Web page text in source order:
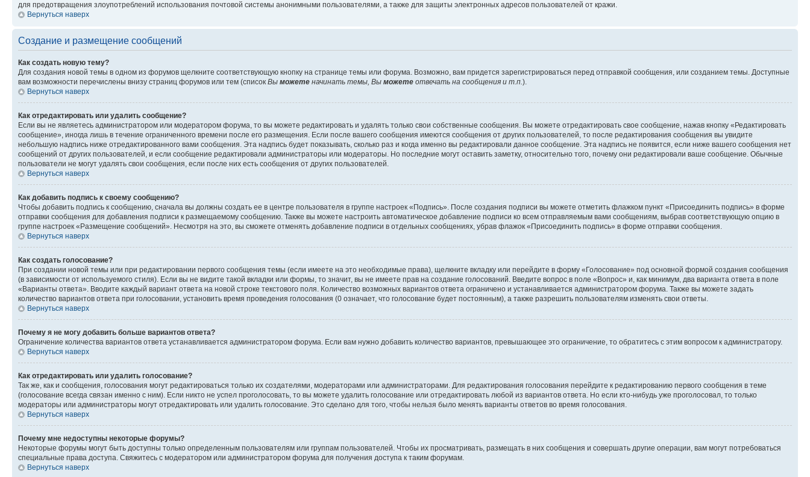
для предотвращения злоупотреблений использования почтовой системы анонимными пользователями, а также для защиты электронных адресов пользователей от кражи.
Вернуться наверх
Создание и размещение сообщений
Как создать новую тему?
Для создания новой темы в одном из форумов щелкните соответствующую кнопку на странице темы или форума. Возможно, вам придется зарегистрироваться перед отправкой сообщения, или созданием темы. Доступные
вам возможности перечислены внизу страниц форумов или тем (список Вы можете начинать темы, Вы можете отвечать на сообщения и т.п.).
Вернуться наверх
Как отредактировать или удалить сообщение?
Если вы не являетесь администратором или модератором форума, то вы можете редактировать и удалять только свои собственные сообщения. Вы можете отредактировать свое сообщение, нажав кнопку «Редактировать
сообщение», иногда лишь в течение ограниченного времени после его размещения. Если после вашего сообщения имеются сообщения от других пользователей, то после редактирования сообщения вы увидите
небольшую надпись ниже отредактированного вами сообщения. Эта надпись будет показывать, сколько раз и когда именно вы редактировали данное сообщение. Эта надпись не появится, если ниже вашего сообщения нет
сообщений от других пользователей, и если сообщение редактировали администраторы или модераторы. Но последние могут оставить заметку, относительно того, почему они редактировали ваше сообщение. Обычные
пользователи не могут удалять свои сообщения, если после них есть сообщения от других пользователей.
Вернуться наверх
Как добавить подпись к своему сообщению?
Чтобы добавить подпись к сообщению, сначала вы должны создать ее в центре пользователя в группе настроек «Подпись». После создания подписи вы можете отметить флажком пункт «Присоединить подпись» в форме
отправки сообщения для добавления подписи к размещаемому сообщению. Также вы можете настроить автоматическое добавление подписи ко всем отправляемым вами сообщениям, выбрав соответствующую опцию в
группе настроек «Размещение сообщений». Несмотря на это, вы сможете отменять добавление подписи в отдельных сообщениях, убрав флажок «Присоединить подпись» в форме отправки сообщения.
Вернуться наверх
Как создать голосование?
При создании новой темы или при редактировании первого сообщения темы (если имеете на это необходимые права), щелкните вкладку или перейдите в форму «Голосование» под основной формой создания сообщения
(в зависимости от используемого стиля). Если вы не видите такой вкладки или формы, то значит, вы не имеете прав на создание голосований. Введите вопрос в поле «Вопрос» и, как минимум, два варианта ответа в поле
«Варианты ответа». Вводите каждый вариант ответа на новой строке текстового поля. Количество возможных вариантов ответа ограничено и устанавливается администратором форума. Также вы можете задать
количество вариантов ответа при голосовании, установить время проведения голосования (0 означает, что голосование будет постоянным), а также разрешить пользователям изменять свои ответы.
Вернуться наверх
Почему я не могу добавить больше вариантов ответа?
Ограничение количества вариантов ответа устанавливается администратором форума. Если вам нужно добавить количество вариантов, превышающее это ограничение, то обратитесь с этим вопросом к администратору.
Вернуться наверх
Как отредактировать или удалить голосование?
Так же, как и сообщения, голосования могут редактироваться только их создателями, модераторами или администраторами. Для редактирования голосования перейдите к редактированию первого сообщения в теме
(голосование всегда связан именно с ним). Если никто не успел проголосовать, то вы можете удалить голосование или отредактировать любой из вариантов ответа. Но если кто-нибудь уже проголосовал, то только
модераторы или администраторы могут отредактировать или удалить голосование. Это сделано для того, чтобы нельзя было менять варианты ответов во время голосования.
Вернуться наверх
Почему мне недоступны некоторые форумы?
Некоторые форумы могут быть доступны только определенным пользователям или группам пользователей. Чтобы их просматривать, размещать в них сообщения и совершать другие операции, вам могут потребоваться
специальные права доступа. Свяжитесь с модератором или администратором форума для получения доступа к таким форумам.
Вернуться наверх